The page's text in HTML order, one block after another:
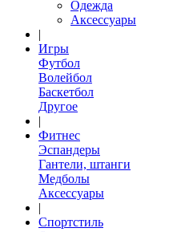
Одежда
Аксессуары
|
Игры
Футбол
Волейбол
Баскетбол
Другое
|
Фитнес
Эспандеры
Гантели, штанги
Медболы
Аксессуары
|
Спортстиль